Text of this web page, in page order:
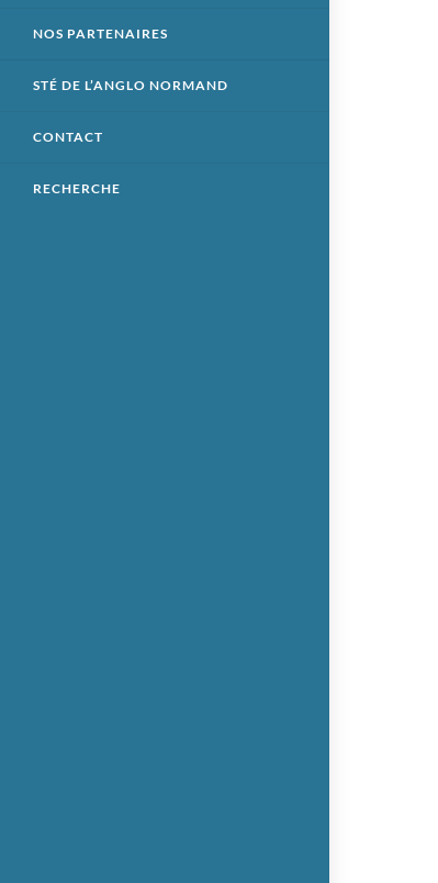
NOS PARTENAIRES
STÉ DE L’ANGLO NORMAND
CONTACT
RECHERCHE